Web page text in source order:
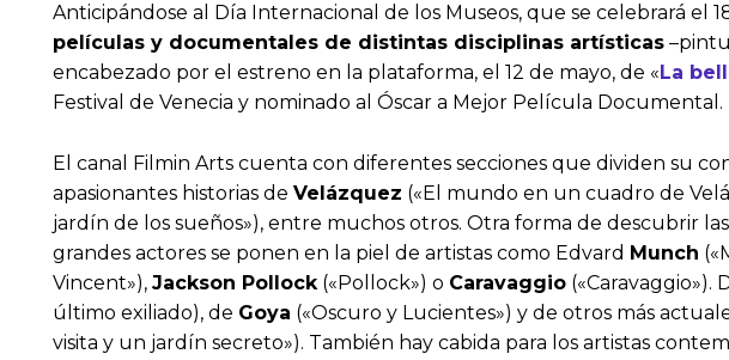
Anticipándose al Día Internacional de los Museos, que se celebrará el
películas y documentales de distintas disciplinas artísticas
encabezado por el estreno en la plataforma, el 12 de mayo, de «La
Festival de Venecia y nominado al Óscar a Mejor Película Documental.
El canal Filmin Arts cuenta con diferentes secciones que dividen su
apasionantes historias de Velázquez («El mundo en un cuadro de
jardín de los sueños»), entre muchos otros. Otra forma de descubrir
grandes actores se ponen en la piel de artistas como Edvard Munch
Vincent»), Jackson Pollock(«Pollock») o Caravaggio («Caravaggio»).
último exiliado), de Goya («Oscuro y Lucientes») y de otros más
visita y un jardín secreto»). También hay cabida para los artistas